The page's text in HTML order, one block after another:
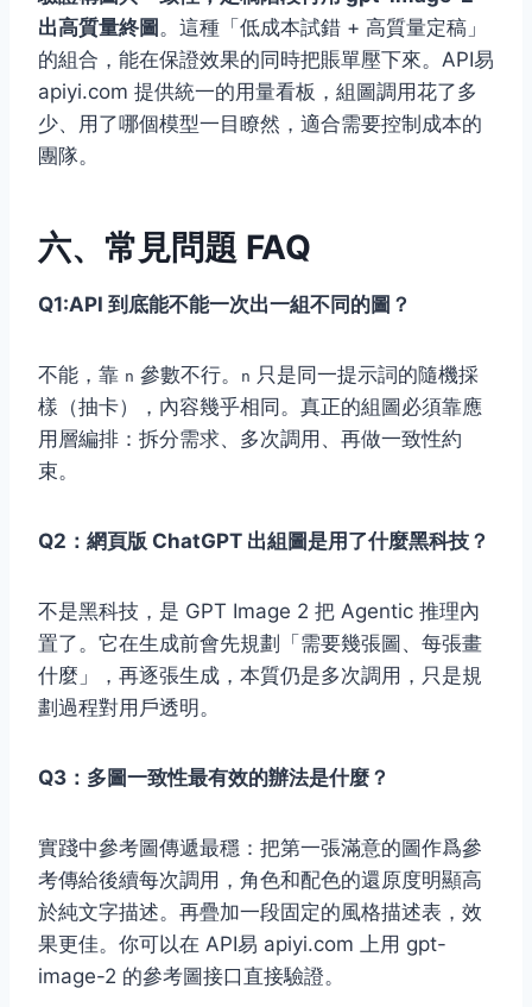
出高質量終圖。這種「低成本試錯 + 高質量定稿」
的組合，能在保證效果的同時把賬單壓下來。API易
apiyi.com 提供統一的用量看板，組圖調用花了多
少、用了哪個模型一目瞭然，適合需要控制成本的
團隊。
六、常見問題 FAQ
Q1:API 到底能不能一次出一組不同的圖？
不能，靠 n 參數不行。 n 只是同一提示詞的隨機採
樣（抽卡），內容幾乎相同。真正的組圖必須靠應
用層編排：拆分需求、多次調用、再做一致性約
束。
Q2：網頁版 ChatGPT 出組圖是用了什麼黑科技？
不是黑科技，是 GPT Image 2 把 Agentic 推理內
置了。它在生成前會先規劃「需要幾張圖、每張畫
什麼」，再逐張生成，本質仍是多次調用，只是規
劃過程對用戶透明。
Q3：多圖一致性最有效的辦法是什麼？
實踐中參考圖傳遞最穩：把第一張滿意的圖作爲參
考傳給後續每次調用，角色和配色的還原度明顯高
於純文字描述。再疊加一段固定的風格描述表，效
果更佳。你可以在 API易 apiyi.com 上用 gpt-
image-2 的參考圖接口直接驗證。